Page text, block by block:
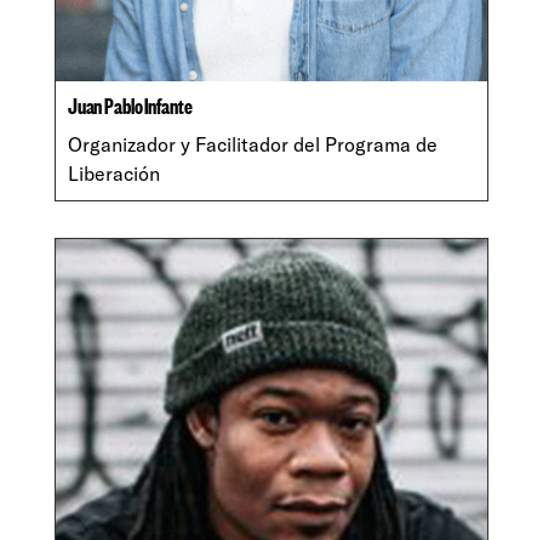
Juan Pablo Infante
Organizador y Facilitador del Programa de
Liberación